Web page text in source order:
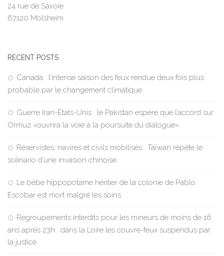
24 rue de Savoie
67120 Molsheim
RECENT POSTS
Canada : l’intense saison des feux rendue deux fois plus
probable par le changement climatique
Guerre Iran-États-Unis : le Pakistan espère que l’accord sur
Ormuz «ouvrira la voie à la poursuite du dialogue»
Réservistes, navires et civils mobilisés : Taïwan répète le
scénario d’une invasion chinoise
Le bébé hippopotame héritier de la colonie de Pablo
Escobar est mort malgré les soins
Regroupements interdits pour les mineurs de moins de 16
ans après 23h : dans la Loire les couvre-feux suspendus par
la justice